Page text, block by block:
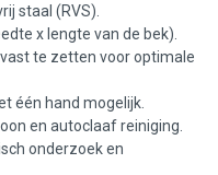
staal (RVS).
x lengte van de bek).
te zetten voor optimale
één hand mogelijk.
en autoclaaf reiniging.
onderzoek en